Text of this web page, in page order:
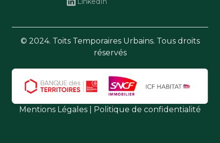
© 2024. Toits Temporaires Urbains. Tous droits
réservés
Mentions Légales Politique de confidentialité